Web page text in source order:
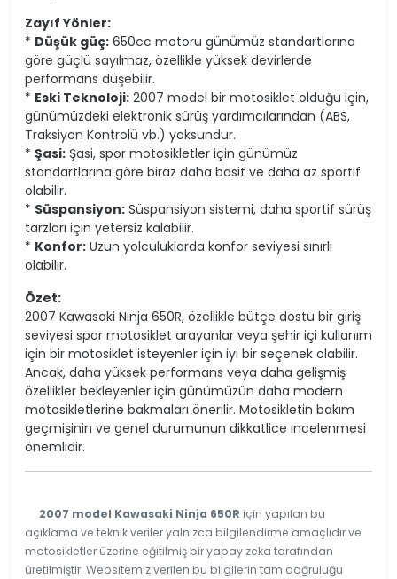
Zayıf Yönler:
* Düşük güç: 650cc motoru günümüz standartlarına
göre güçlü sayılmaz, özellikle yüksek devirlerde
performans düşebilir.
* Eski Teknoloji: 2007 model bir motosiklet olduğu için,
günümüzdeki elektronik sürüş yardımcılarından (ABS,
Traksiyon Kontrolü vb.) yoksundur.
* Şasi: Şasi, spor motosikletler için günümüz
standartlarına göre biraz daha basit ve daha az sportif
olabilir.
* Süspansiyon: Süspansiyon sistemi, daha sportif sürüş
tarzları için yetersiz kalabilir.
* Konfor: Uzun yolculuklarda konfor seviyesi sınırlı
olabilir.
Özet:
2007 Kawasaki Ninja 650R, özellikle bütçe dostu bir giriş
seviyesi spor motosiklet arayanlar veya şehir içi kullanım
için bir motosiklet isteyenler için iyi bir seçenek olabilir.
Ancak, daha yüksek performans veya daha gelişmiş
özellikler bekleyenler için günümüzün daha modern
motosikletlerine bakmaları önerilir. Motosikletin bakım
geçmişinin ve genel durumunun dikkatlice incelenmesi
önemlidir.
2007 model Kawasaki Ninja 650R için yapılan bu
açıklama ve teknik veriler yalnızca bilgilendirme amaçlıdır ve
motosikletler üzerine eğitilmiş bir yapay zeka tarafından
üretilmiştir. Websitemiz verilen bu bilgilerin tam doğruluğu